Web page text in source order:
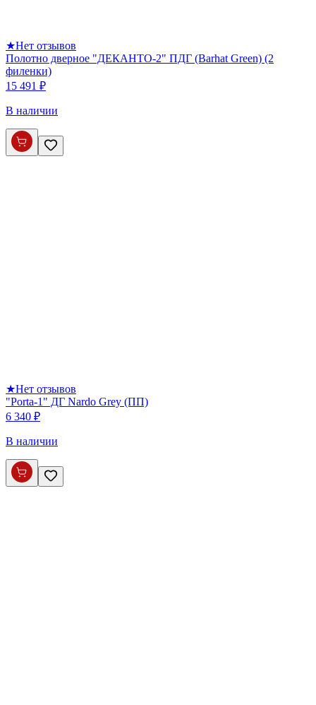
★Нет отзывов
Полотно дверное "ДЕКАНТО-2" ПДГ (Barhat Green) (2
филенки)
15 491 ₽
В наличии
★Нет отзывов
"Porta-1" ДГ Nardo Grey (ПП)
6 340 ₽
В наличии